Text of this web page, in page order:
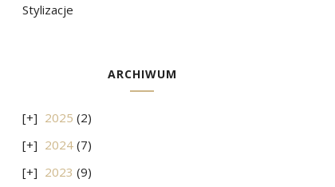
Stylizacje
ARCHIWUM
2025 (2)
2024 (7)
2023 (9)